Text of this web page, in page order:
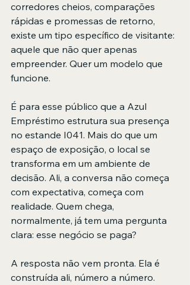
corredores cheios, comparações
rápidas e promessas de retorno,
existe um tipo específico de visitante:
aquele que não quer apenas
empreender. Quer um modelo que
funcione.
É para esse público que a Azul
Empréstimo estrutura sua presença
no estande I041. Mais do que um
espaço de exposição, o local se
transforma em um ambiente de
decisão. Ali, a conversa não começa
com expectativa, começa com
realidade. Quem chega,
normalmente, já tem uma pergunta
clara: esse negócio se paga?
A resposta não vem pronta. Ela é
construída ali, número a número.